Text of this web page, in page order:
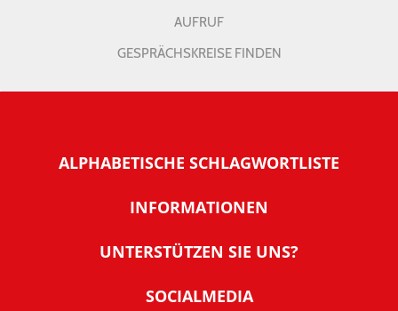
AUFRUF
GESPRÄCHSKREISE FINDEN
ALPHABETISCHE SCHLAGWORTLISTE
INFORMATIONEN
Warum NachDenkSeiten
Tipps zur Nutzung der NachDenkSeiten
UNTERSTÜTZEN SIE UNS?
SOCIALMEDIA